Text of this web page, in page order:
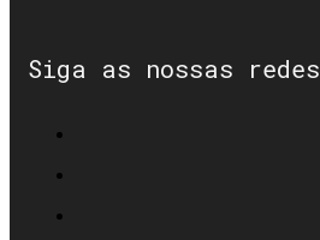
Siga as nossas redes